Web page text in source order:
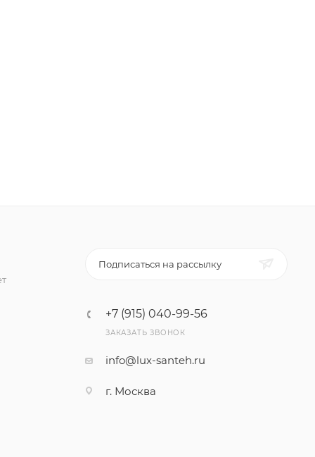
Подписаться на рассылку
+7 (915) 040-99-56
ЗАКАЗАТЬ ЗВОНОК
info@lux-santeh.ru
г. Москва